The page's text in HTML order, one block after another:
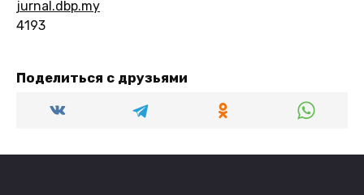
jurnal.dbp.my
4193
Поделиться с друзьями